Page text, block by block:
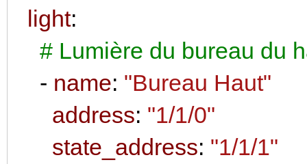
light:
# Lumière du bureau du
- name: "Bureau Haut"
address: "1/1/0"
state_address: "1/1/1"